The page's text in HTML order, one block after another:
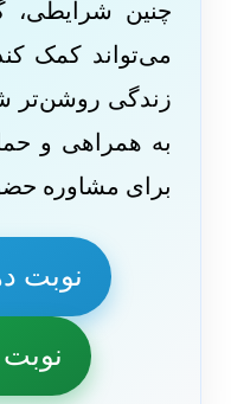
چنین شرایطی،
می‌تواند کمک
زندگی روشن‌تر
به همراهی و
برای مشاوره
نوبت